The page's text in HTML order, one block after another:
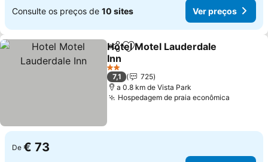
Consulte os preços de 10 sites Ver preços
PartilharAdicionar aos favoritos
Hotel Motel Lauderdale
Inn
2 Estrelas
7,1
725
a 0.8 km de Vista Park
Hospedagem de praia econômica
De € 73